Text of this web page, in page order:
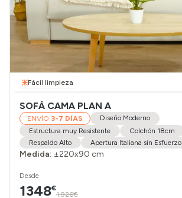
Fácil limpieza
SOFÁ CAMA PLAN A
ENVÍO 3-7 DÍAS
Diseño Moderno
Estructura muy Resistente
Colchón 18cm
Respaldo Alto
Apertura Italiana sin Esfuerzo
Medida: ±220x90 cm
Desde
1348€
1.926€